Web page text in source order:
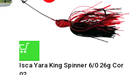
Isca Yara King Spinner 6/0 26g Cor